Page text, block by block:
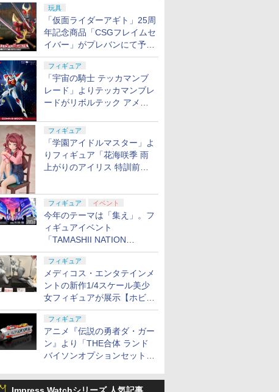
玩具
「仮面ライダーアギト」25周
年記念商品「CSGフレイムセ
イバー」がプレバンにて予約
開始
フィギュア
「宇宙の騎士 テッカマンブ
レード」よりテッカマンブレ
ードがリボルテック アメイ
定
フィギュア
「学園アイドルマスター」よ
りフィギュア「花海咲季 雨
上がりのアイリス 特訓前
フィギュア イベント
今年のテーマは「集え」。フ
ィギュアイベント
「TAMASHII NATION
2026」が11月13日より開催
決定
フィギュア
メディコス・エンタテインメ
ントの新作1/4スケール美少
女フィギュアが展示【ホビー
メーカー合同展示会】
フィギュア
アニメ『伝説の勇者ダ・ガー
ン』より「THE合体 ランド
バイソンオプションセット」